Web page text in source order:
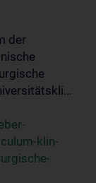
der
klin-